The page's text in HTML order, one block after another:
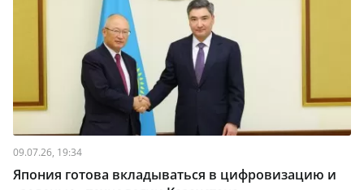
09.07.26, 19:34
Япония готова вкладываться в цифровизацию и